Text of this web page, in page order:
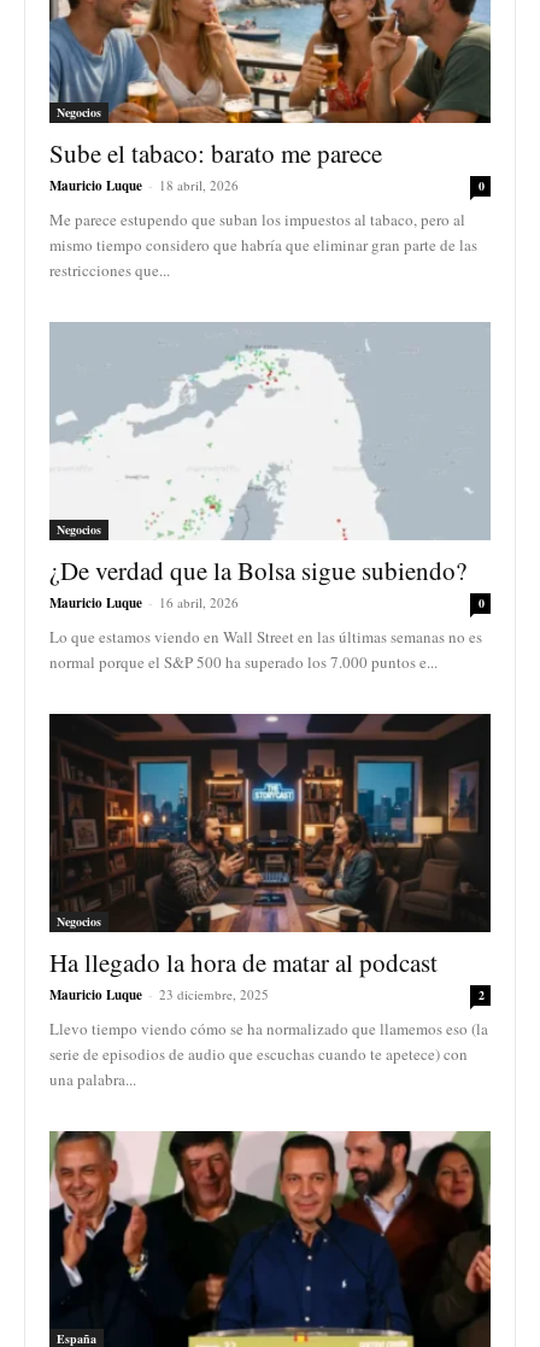
Negocios
Sube el tabaco: barato me parece
Mauricio Luque - 18 abril, 2026 0
Me parece estupendo que suban los impuestos al tabaco, pero al
mismo tiempo considero que habría que eliminar gran parte de las
restricciones que...
Negocios
¿De verdad que la Bolsa sigue subiendo?
Mauricio Luque - 16 abril, 2026 0
Lo que estamos viendo en Wall Street en las últimas semanas no es
normal porque el S&P 500 ha superado los 7.000 puntos e...
Negocios
Ha llegado la hora de matar al podcast
Mauricio Luque - 23 diciembre, 2025 2
Llevo tiempo viendo cómo se ha normalizado que llamemos eso (la
serie de episodios de audio que escuchas cuando te apetece) con
una palabra...
España